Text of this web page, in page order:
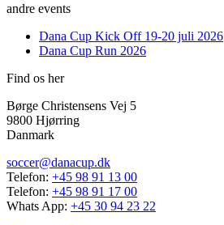
andre events
Dana Cup Kick Off 19-20 juli 2026
Dana Cup Run 2026
Find os her
Børge Christensens Vej 5
9800 Hjørring
Danmark
soccer@danacup.dk
Telefon: +45 98 91 13 00
Telefon: +45 98 91 17 00
Whats App: +45 30 94 23 22